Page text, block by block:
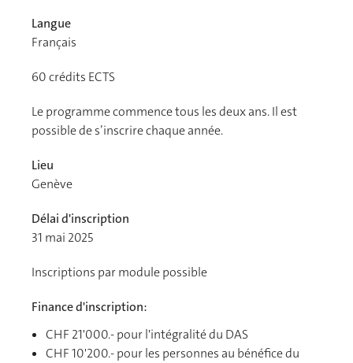
Langue
Français
60crédits ECTS
Le programme commence tous les deux ans. Il est
possible de s’inscrire chaque année.
Lieu
Genève
Délai d'inscription
31 mai 2025
Inscriptions par module possible
Finance d'inscription:
CHF 21'000.- pour l'intégralité du DAS
CHF 10'200.- pour les personnes au bénéfice du